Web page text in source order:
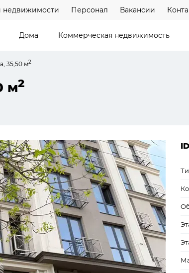
недвижимости Персонал Вакансии
Дома Коммерческая недвижимость
35,50 м2
м2